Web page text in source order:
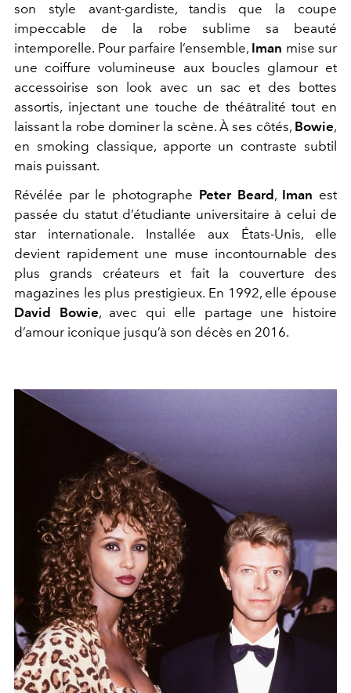
son style avant-gardiste, tandis que la coupe
impeccable de la robe sublime sa beauté
intemporelle. Pour parfaire l’ensemble, Iman mise sur
une coiffure volumineuse aux boucles glamour et
accessoirise son look avec un sac et des bottes
assortis, injectant une touche de théâtralité tout en
laissant la robe dominer la scène. À ses côtés, Bowie,
en smoking classique, apporte un contraste subtil
mais puissant.
Révélée par le photographe Peter Beard , Iman est
passée du statut d’étudiante universitaire à celui de
star internationale. Installée aux États-Unis, elle
devient rapidement une muse incontournable des
plus grands créateurs et fait la couverture des
magazines les plus prestigieux. En 1992, elle épouse
David Bowie, avec qui elle partage une histoire
d’amour iconique jusqu’à son décès en 2016.